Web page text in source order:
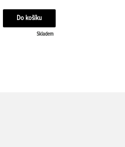
Skladem